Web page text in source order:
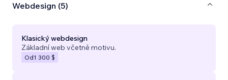
Webdesign (5)
Klasický webdesign
Základní web včetně motivu.
Od1 300 $